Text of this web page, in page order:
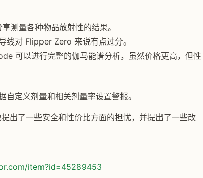
测量各种物品放射性的结果。
线对 Flipper Zero 来说有点过分。
可以进行完整的伽马能谱分析，虽然价格更高，但性
定义剂量和相关剂量率设置警报。
出了一些安全和性价比方面的担忧，并提出了一些改
item?id=45289453